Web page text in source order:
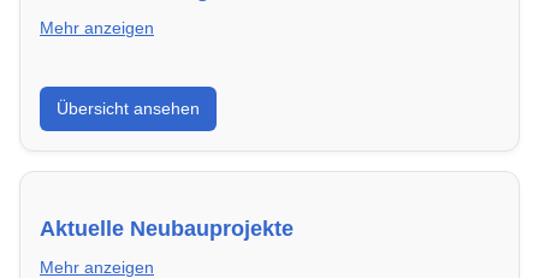
Mehr anzeigen
Hier findest du die wichtigsten Anbieter in Worms –
von Genossenschaften bis zu privaten Vermietern.
Übersicht ansehen
Aktuelle Neubauprojekte
Mehr anzeigen